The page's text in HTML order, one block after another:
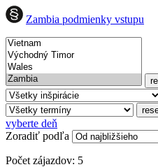
Zambia podmienky vstupu
vyberte deň
Zoradiť podľa
Počet zájazdov: 5